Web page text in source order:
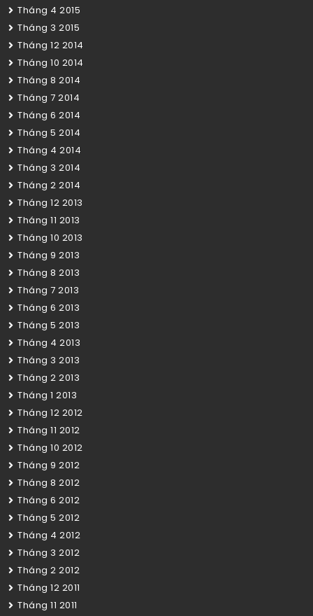
Tháng 4 2015
Tháng 3 2015
Tháng 12 2014
Tháng 10 2014
Tháng 8 2014
Tháng 7 2014
Tháng 6 2014
Tháng 5 2014
Tháng 4 2014
Tháng 3 2014
Tháng 2 2014
Tháng 12 2013
Tháng 11 2013
Tháng 10 2013
Tháng 9 2013
Tháng 8 2013
Tháng 7 2013
Tháng 6 2013
Tháng 5 2013
Tháng 4 2013
Tháng 3 2013
Tháng 2 2013
Tháng 1 2013
Tháng 12 2012
Tháng 11 2012
Tháng 10 2012
Tháng 9 2012
Tháng 8 2012
Tháng 6 2012
Tháng 5 2012
Tháng 4 2012
Tháng 3 2012
Tháng 2 2012
Tháng 12 2011
Tháng 11 2011